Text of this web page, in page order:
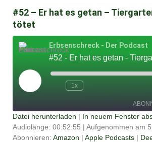
#52 – Er hat es getan –
tötet
Erbsenschreck - Der Podcast
#52 - Er hat es getan -
Play
Episode
1x
Amazon Apple
TEILEN
Datei herunterladen | In neuem Fenster
Audiolänge: 00:52:55 | Aufgenommen am
Abonnieren: Amazon | Apple Podcasts |